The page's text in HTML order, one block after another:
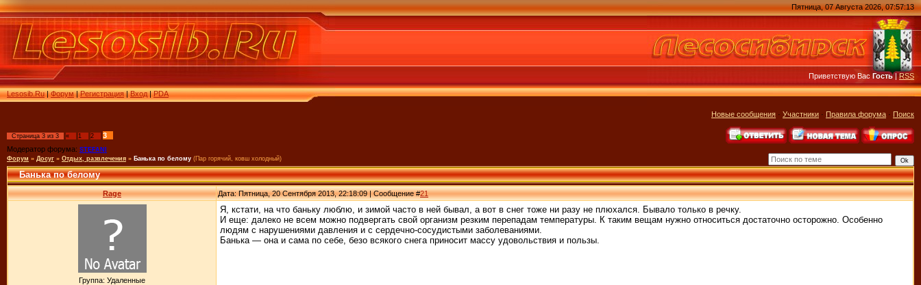
Lesosib.Ru|Форум|Регистрация|Вход|PDA
Пятница, 07 Августа 2026, 07:57:13
Приветствую ВасГость|RSS
Новые сообщения · Участники · Правила форума · Поиск
Страница 3 из 3 « 1 2
3
Модератор форума: STEFANI
Форум » Досуг » Отдых, развлечения » Банька по белому (Пар горячий, ковш холодный)
Банька по белому
Rage Дата: Пятница, 20 Сентября 2013, 22:18:09 | Сообщение #21
Группа: Удаленные
Я, кстати, на что баньку люблю, и зимой часто в ней бывал, а вот в снег тоже ни разу не плюхался. Бывало только в речку.
И еще: далеко не всем можно подвергать свой организм резким перепадам температуры. К таким вещам нужно относиться достаточно осторожно. Особенно
людям с нарушениями давления и с сердечно-сосудистыми заболеваниями.
Банька — она и сама по себе, безо всякого снега приносит массу удовольствия и пользы.